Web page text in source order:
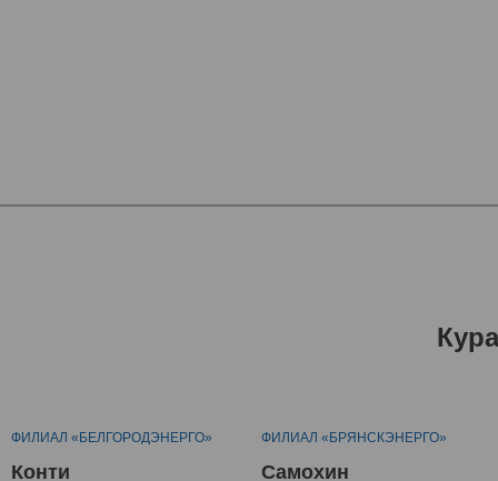
ФИЛИАЛ «БЕЛГОРОДЭНЕРГО»
Конти
ФИЛИАЛ «БРЯНСКЭНЕРГО»
Самохин